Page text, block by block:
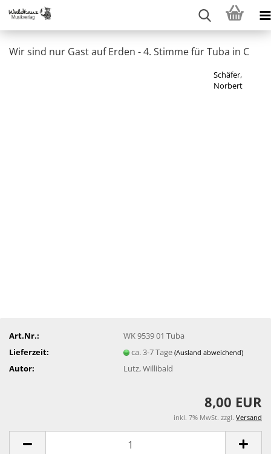
Wir sind nur Gast auf Erden - 4. Stimme für Tuba in C
Schäfer,
Norbert
Art.Nr.:
WK 9539 01 Tuba
Lieferzeit:
ca. 3-7 Tage(Ausland abweichend)
Autor: Lutz, Willibald
8,00 EUR
inkl. 7% MwSt. zzgl. Versand